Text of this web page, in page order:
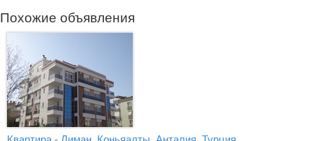
Похожие объявления